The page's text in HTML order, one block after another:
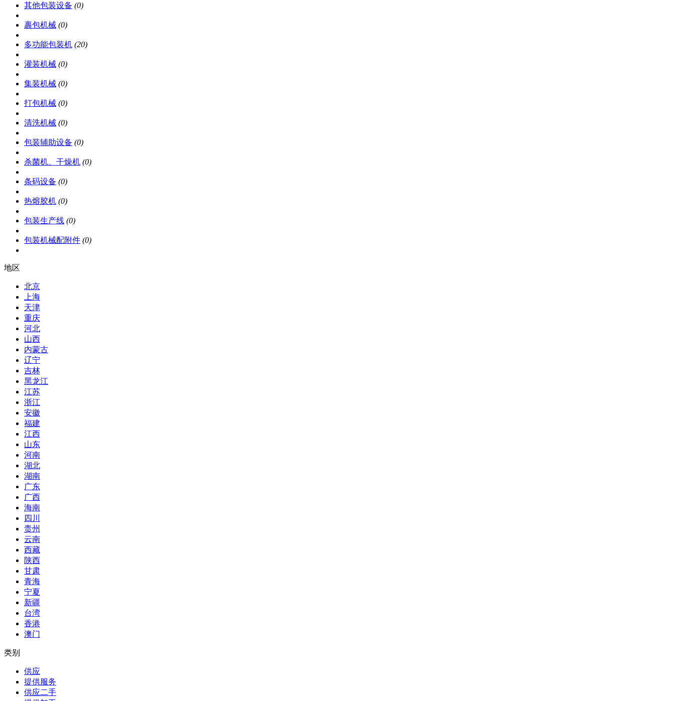
其他包装设备 (0)
裹包机械 (0)
多功能包装机 (20)
灌装机械 (0)
集装机械 (0)
打包机械 (0)
清洗机械 (0)
包装辅助设备 (0)
杀菌机、干燥机 (0)
条码设备 (0)
热熔胶机 (0)
包装生产线 (0)
包装机械配附件 (0)
地区
北京
上海
天津
重庆
河北
山西
内蒙古
辽宁
吉林
黑龙江
江苏
浙江
安徽
福建
江西
山东
河南
湖北
湖南
广东
广西
海南
四川
贵州
云南
西藏
陕西
甘肃
青海
宁夏
新疆
台湾
香港
澳门
类别
供应
提供服务
供应二手